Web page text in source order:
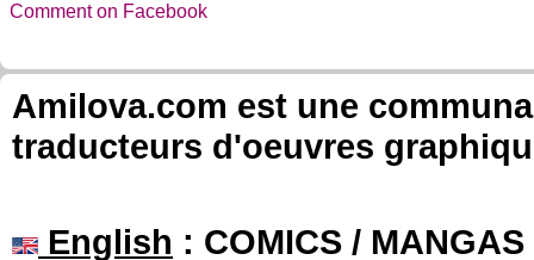
Comment on Facebook
Amilova.com est une
traducteurs d'oeuvres
English : COMICS /